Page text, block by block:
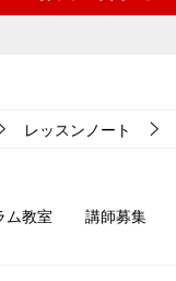
レッスンノート
ム教室 講師募集